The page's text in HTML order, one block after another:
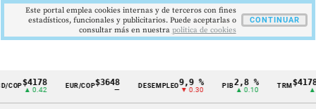
Cintillo
$4178
▲ 0.42
EUR/COP$3648 DESEMPLEO 9,9 %
▼ 0.30
PIB2,8 %
▲ 0.10
TRM
▲
Este portal emplea cookies internas y de terceros con fines
estadísticos, funcionales y publicitarios. Puede aceptarlas o
consultar más en nuestra politica de cookies
CONTINUAR